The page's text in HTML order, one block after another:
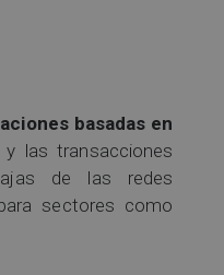
basadas en
y las transacciones
de las redes
sectores como